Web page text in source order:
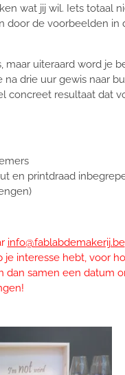
wat jij wil. Iets totaal
door de voorbeelden in
maar uiteraard word je
na drie uur gewis naar
concreet resultaat dat
en printdraad
info@fablabdemakerij.be
je interesse hebt, voor
dan samen een datum